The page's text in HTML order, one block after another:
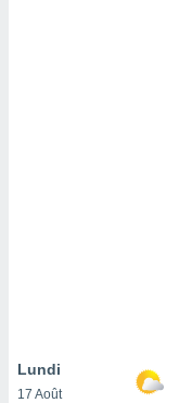
pas
de
Lundi
17 Août